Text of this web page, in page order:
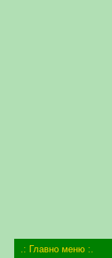
.: Главно меню :.